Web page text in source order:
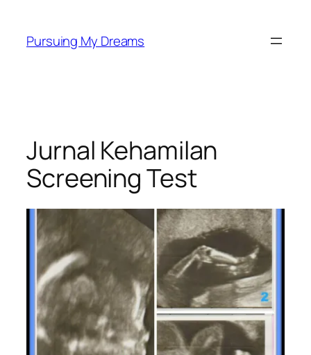
content
Pursuing My Dreams
Jurnal Kehamilan
Screening Test